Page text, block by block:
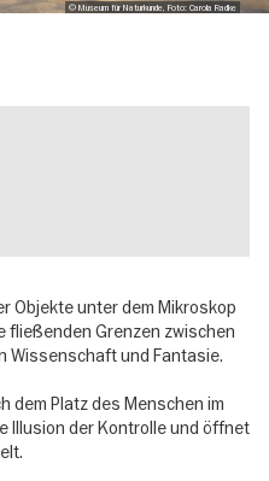
© Museum für Naturkunde, Foto: Carola Radke
Objekte unter dem Mikroskop
fließenden Grenzen zwischen
Wissenschaft und Fantasie.
dem Platz des Menschen im
Illusion der Kontrolle und öffnet